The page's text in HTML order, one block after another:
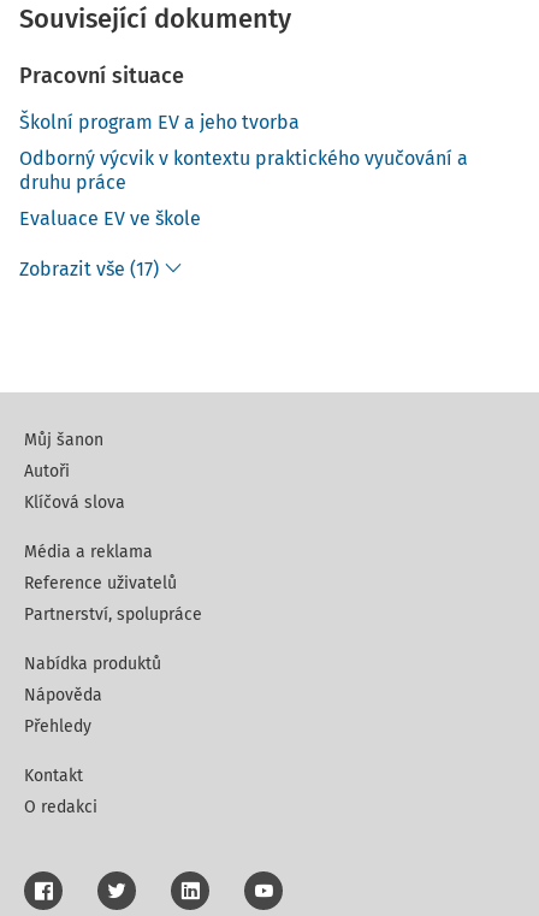
Související dokumenty
Pracovní situace
Školní program EV a jeho tvorba
Odborný výcvik v kontextu praktického vyučování a
druhu práce
Evaluace EV ve škole
Zobrazit vše (17)
Můj šanon
Autoři
Klíčová slova
Média a reklama
Reference uživatelů
Partnerství, spolupráce
Nabídka produktů
Nápověda
Přehledy
Kontakt
O redakci